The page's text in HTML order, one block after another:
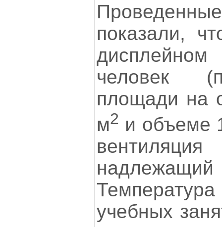
показали,
человек
площади на
м2 и объеме
вентиляция
учебных